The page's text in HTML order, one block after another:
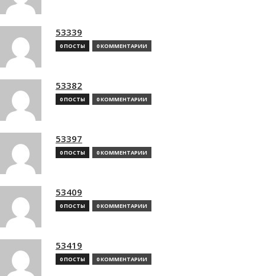
53339
0 ПОСТЫ 0 КОММЕНТАРИИ
53382
0 ПОСТЫ 0 КОММЕНТАРИИ
53397
0 ПОСТЫ 0 КОММЕНТАРИИ
53409
0 ПОСТЫ 0 КОММЕНТАРИИ
53419
0 ПОСТЫ 0 КОММЕНТАРИИ